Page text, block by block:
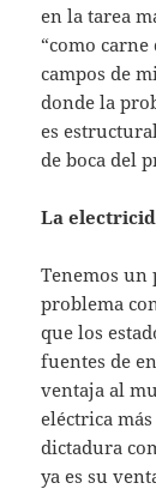
en la tarea
“como
campos de
donde la
es
de boca del
La
Tenemos un
problema
que los
fuentes de
ventaja al
eléctrica
dictadura
ya es su